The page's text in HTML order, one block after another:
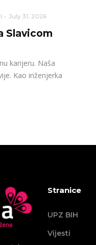
July 31, 2026
Slavicom
karijeru. Naša
Kao inženjerka
Stranice
UPZ BIH
Vijesti